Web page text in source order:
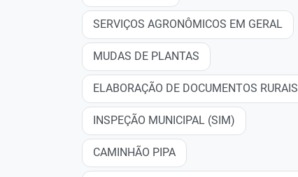
SERVIÇOS AGRONÔMICOS EM GERAL
MUDAS DE PLANTAS
ELABORAÇÃO DE DOCUMENTOS RURAIS
INSPEÇÃO MUNICIPAL (SIM)
CAMINHÃO PIPA